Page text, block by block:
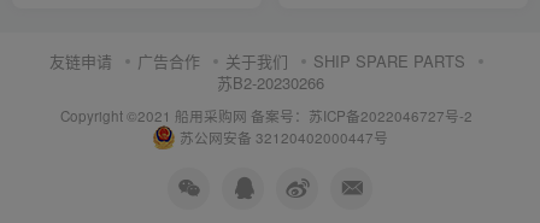
友链申请 广告合作 关于我们
SHIP SPARE PARTS
苏B2-20230266
Copyright ©2021 船用采购网 备案号：苏ICP备2022046727号-2
苏公网安备 32120402000447号